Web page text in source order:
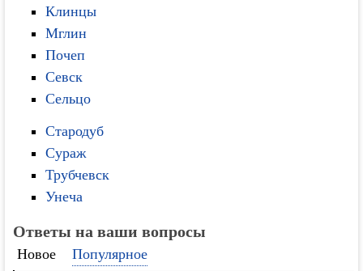
Клинцы
Мглин
Почеп
Севск
Сельцо
Стародуб
Сураж
Трубчевск
Унеча
Ответы на ваши вопросы
Новое
Популярное